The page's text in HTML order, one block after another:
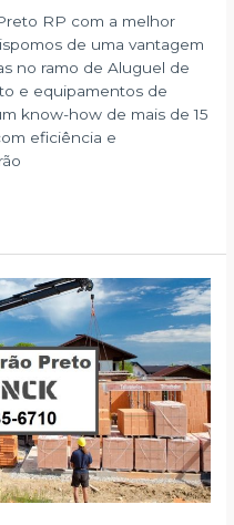
RP com a melhor
de uma vantagem
no ramo de Aluguel de
e equipamentos de
know-how de mais de 15
eficiência e